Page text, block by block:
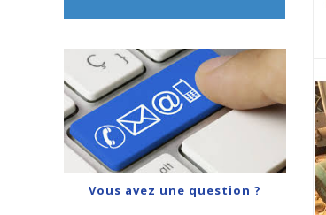
Vous avez une question ?